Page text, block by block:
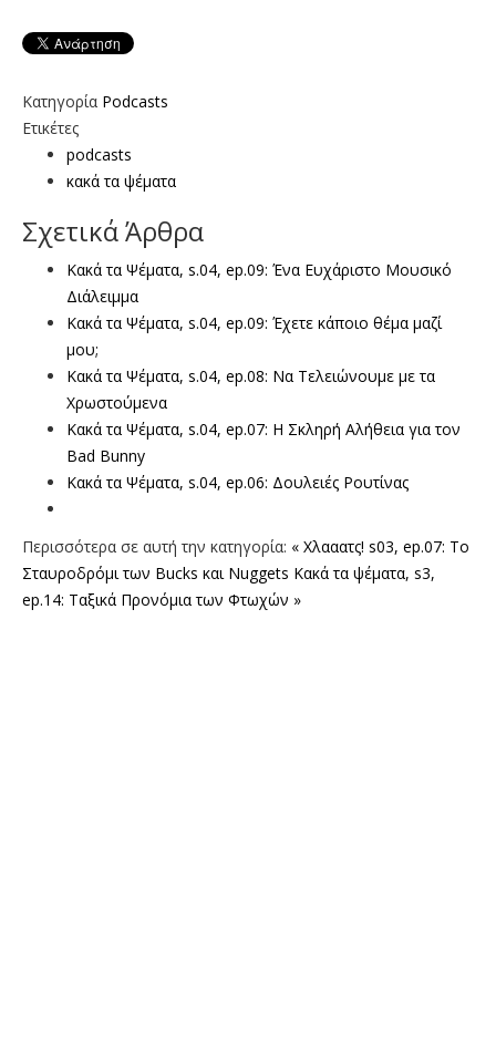
Κατηγορία Podcasts
Ετικέτες
podcasts
κακά τα ψέματα
Σχετικά Άρθρα
Κακά τα Ψέματα, s.04, ep.09: Ένα Ευχάριστο Μουσικό
Διάλειμμα
Κακά τα Ψέματα, s.04, ep.09: Έχετε κάποιο θέμα μαζί
μου;
Κακά τα Ψέματα, s.04, ep.08: Να Τελειώνουμε με τα
Χρωστούμενα
Κακά τα Ψέματα, s.04, ep.07: H Σκληρή Αλήθεια για τον
Bad Bunny
Κακά τα Ψέματα, s.04, ep.06: Δουλειές Ρουτίνας
Περισσότερα σε αυτή την κατηγορία: « Χλααατς! s03, ep.07: Το
Σταυροδρόμι των Bucks και Nuggets Κακά τα ψέματα, s3,
ep.14: Ταξικά Προνόμια των Φτωχών »